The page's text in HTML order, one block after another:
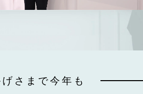
げさまで今年も